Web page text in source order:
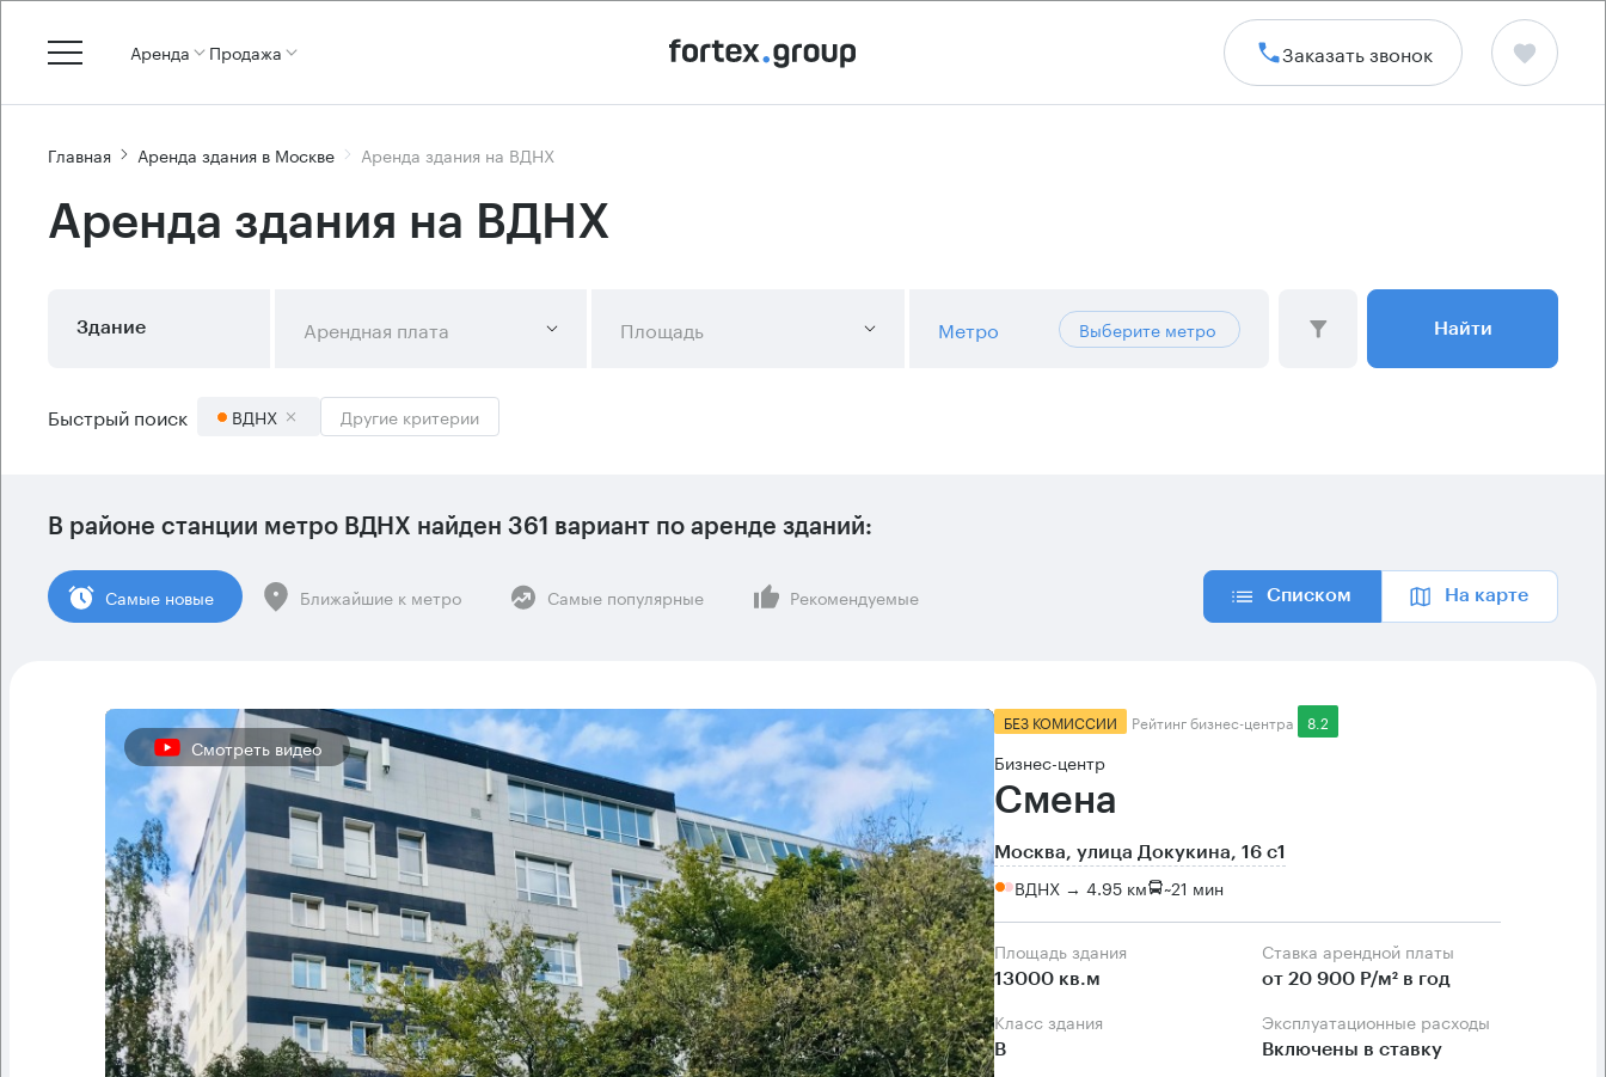
Аренда Продажа Заказать звонок
Главная Аренда здания в Москве Аренда здания на ВДНХ
Аренда здания на ВДНХ
Здание Арендная плата Площадь Метро Выберите метро Найти
Быстрый поиск ВДНХ Другие критерии
В районе станции метро ВДНХ найден 361 вариант по аренде зданий:
Cамые новые Ближайшие к метро Самые популярные Рекомендуемые Списком На карте
Смотреть видео
БЕЗ КОМИССИИ Рейтинг бизнес-центра 8.2
Бизнес-центр
Смена
Москва, улица Докукина, 16 с1
ВДНХ → 4.95 км ~21 мин
Площадь здания
13000 кв.м
Ставка арендной платы
от 20 900 Р/м² в год
Класс здания
B
Эксплуатационные расходы
Включены в ставку